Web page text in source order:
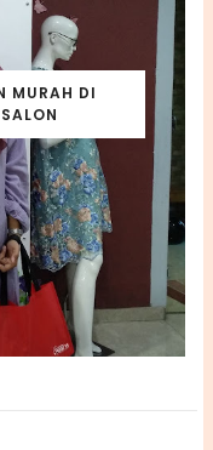
MURAH DI